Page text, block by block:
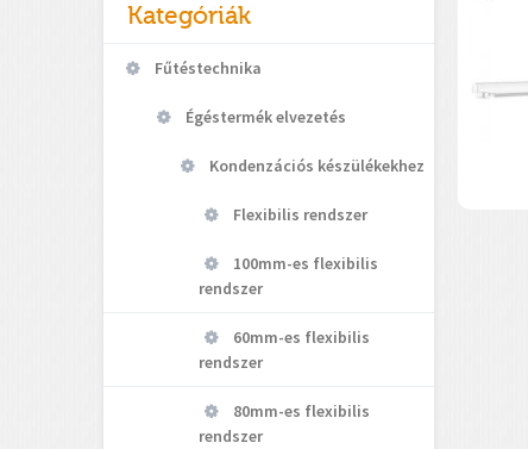
Kategóriák
Fűtéstechnika
Égéstermék elvezetés
Kondenzációs készülékekhez
Flexibilis rendszer
100mm-es flexibilis
rendszer
60mm-es flexibilis
rendszer
80mm-es flexibilis
rendszer